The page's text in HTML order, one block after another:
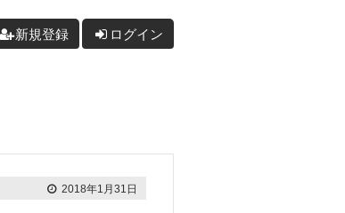
ログイン
新規登録
2018年1月31日